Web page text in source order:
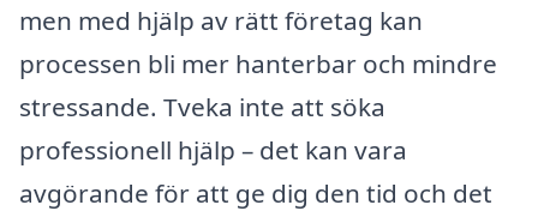
men med hjälp av rätt företag kan
processen bli mer hanterbar och mindre
stressande. Tveka inte att söka
professionell hjälp – det kan vara
avgörande för att ge dig den tid och det